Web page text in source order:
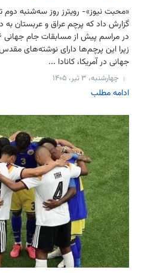
«محبت نیوز»- رویترز روز سه‌شنبه دوم
گزارش داد که پرچم عراق و عربستان
زیرا این پرچم‌ها دارای نوشته‌های
جهانی در آمریکا، کانادا ...
چهارشنبه، ۳ تیر، ۱۴۰۵
ادامه مطلب